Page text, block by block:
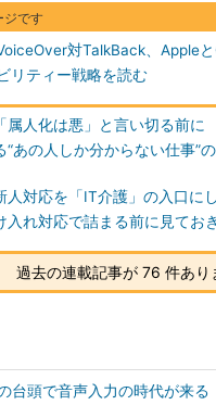
対TalkBack、Apple
リティー戦略を読む
「属人化は悪」と言い切る前
“あの人しか分からない仕事”
人対応を「IT介護」の入口
入れ対応で詰まる前に見てお
過去の連載記事が 76 件あり
台頭で音声入力の時代が来